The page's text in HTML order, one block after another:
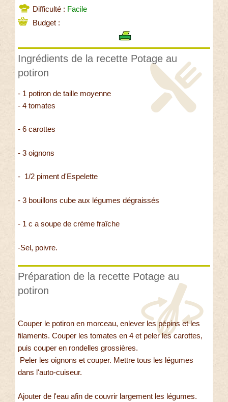
Difficulté : Facile
Budget :
Ingrédients de la recette Potage au
potiron
- 1 potiron de taille moyenne
- 4 tomates
- 6 carottes
- 3 oignons
- 1/2 piment d'Espelette
- 3 bouillons cube aux légumes dégraissés
- 1 c a soupe de crème fraîche
-Sel, poivre.
Préparation de la recette Potage au
potiron
Couper le potiron en morceau, enlever les pépins et les
filaments. Couper les tomates en 4 et peler les carottes,
puis couper en rondelles grossières.
Peler les oignons et couper. Mettre tous les légumes
dans l'auto-cuiseur.
Ajouter de l'eau afin de couvrir largement les légumes.